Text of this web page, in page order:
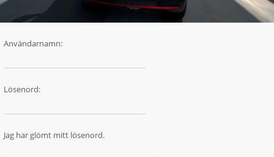
Användarnamn:
Lösenord:
Jag har glömt mitt lösenord.